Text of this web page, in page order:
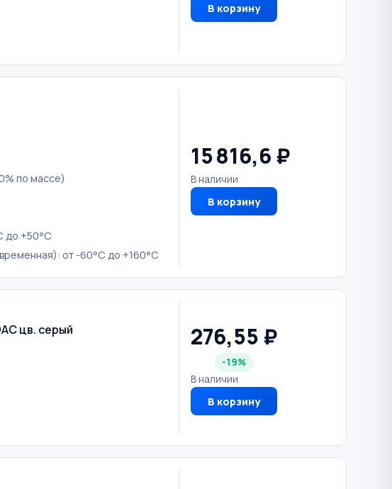
В корзину
по массе)
до +50°С
от -60°С до +160°С
15 816,6 ₽
В наличии
В корзину
цв. серый 276,55 ₽
-19%
В наличии
В корзину